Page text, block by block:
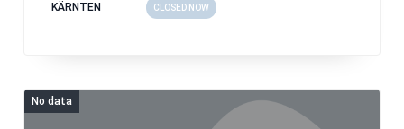
KÄRNTEN CLOSED NOW
No data